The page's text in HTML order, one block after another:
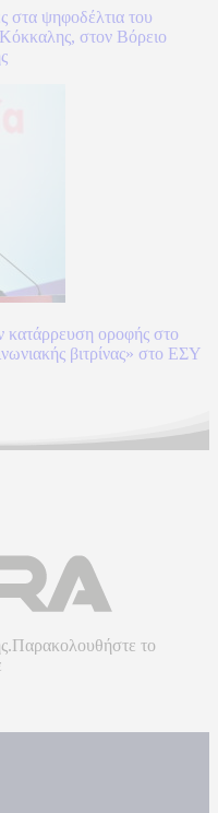
ψηφοδέλτια του
στον Βόρειο
οροφής στο
βιτρίνας» στο ΕΣΥ
το